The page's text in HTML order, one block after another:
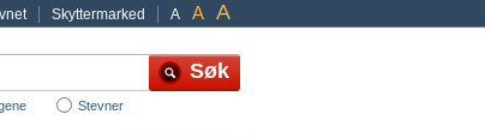
A A A
Skyttermarked
Stevner